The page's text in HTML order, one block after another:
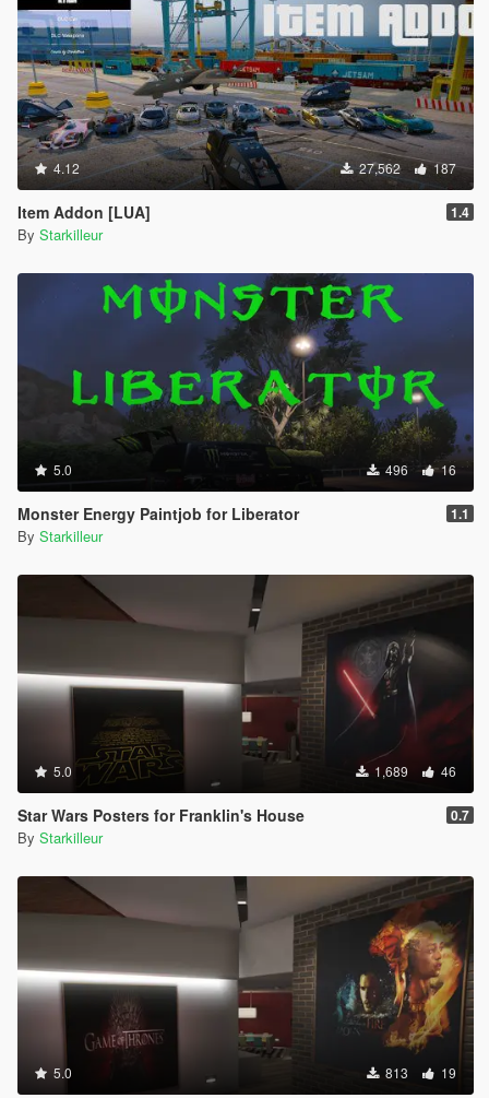
4.12 27,562 187
Item Addon [LUA] 1.4
By Starkilleur
5.0 496 16
Monster Energy Paintjob for Liberator 1.1
By Starkilleur
5.0 1,689 46
Star Wars Posters for Franklin's House 0.7
By Starkilleur
5.0 813 19